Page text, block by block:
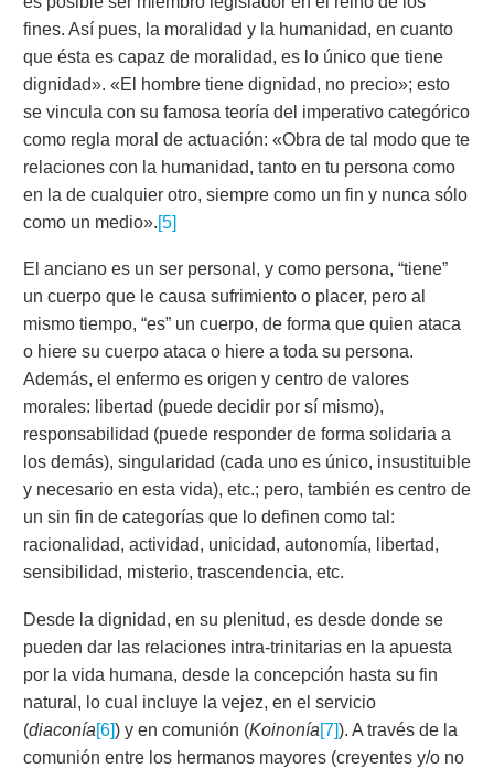
fines. Así pues, la moralidad y la humanidad, en cuanto
que ésta es capaz de moralidad, es lo único que tiene
dignidad». «El hombre tiene dignidad, no precio»; esto
se vincula con su famosa teoría del imperativo categórico
como regla moral de actuación: «Obra de tal modo que te
relaciones con la humanidad, tanto en tu persona como
en la de cualquier otro, siempre como un fin y nunca sólo
como un medio».[5]
El anciano es un ser personal, y como persona, “tiene”
un cuerpo que le causa sufrimiento o placer, pero al
mismo tiempo, “es” un cuerpo, de forma que quien ataca
o hiere su cuerpo ataca o hiere a toda su persona.
Además, el enfermo es origen y centro de valores
morales: libertad (puede decidir por sí mismo),
responsabilidad (puede responder de forma solidaria a
los demás), singularidad (cada uno es único, insustituible
y necesario en esta vida), etc.; pero, también es centro de
un sin fin de categorías que lo definen como tal:
racionalidad, actividad, unicidad, autonomía, libertad,
sensibilidad, misterio, trascendencia, etc.
Desde la dignidad, en su plenitud, es desde donde se
pueden dar las relaciones intra-trinitarias en la apuesta
por la vida humana, desde la concepción hasta su fin
natural, lo cual incluye la vejez, en el servicio
(diaconía[6]) y en comunión (Koinonía[7]). A través de la
comunión entre los hermanos mayores (creyentes y/o no